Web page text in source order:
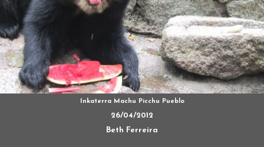
Inkaterra Machu Picchu Pueblo
26/04/2012
Beth Ferreira